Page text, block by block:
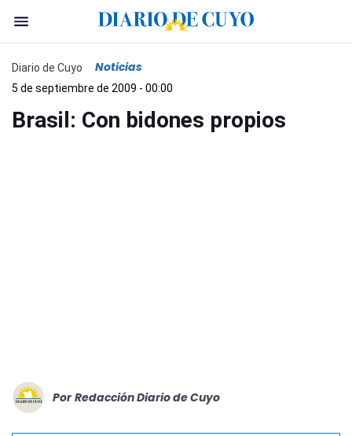
Diario de Cuyo Noticias
5 de septiembre de 2009 - 00:00
Brasil: Con bidones propios
Por Redacción Diario de Cuyo